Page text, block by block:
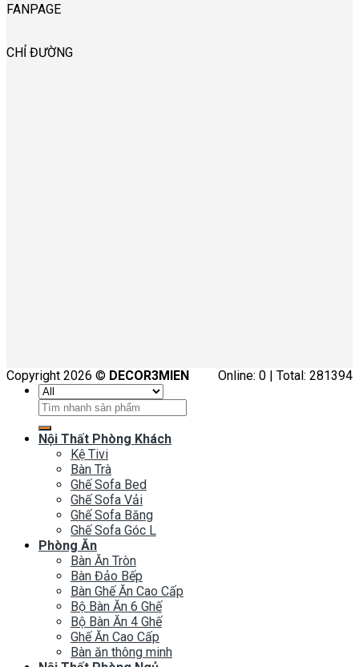
FANPAGE
CHỈ ĐƯỜNG
Online: 0 | Total: 281394
Copyright 2026 © DECOR3MIEN
Tìm
kiếm:
Nội Thất Phòng Khách
Kệ Tivi
Bàn Trà
Ghế Sofa Bed
Ghế Sofa Vải
Ghế Sofa Băng
Ghế Sofa Góc L
Phòng Ăn
Bàn Ăn Tròn
Bàn Đảo Bếp
Bàn Ghế Ăn Cao Cấp
Bộ Bàn Ăn 6 Ghế
Bộ Bàn Ăn 4 Ghế
Ghế Ăn Cao Cấp
Bàn ăn thông minh